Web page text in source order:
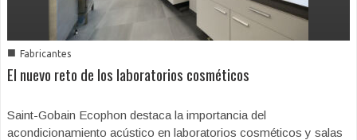
■ Fabricantes
El nuevo reto de los laboratorios cosméticos
Saint-Gobain Ecophon destaca la importancia del
acondicionamiento acústico en laboratorios cosméticos y salas